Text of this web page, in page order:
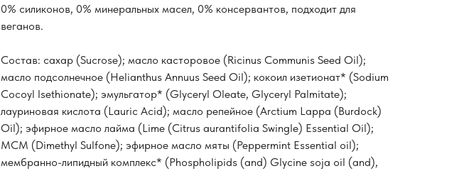
0% силиконов, 0% минеральных масел, 0% консервантов, подходит для
веганов.
Состав: сахар (Sucrose); масло касторовое (Ricinus Communis Seed Oil);
масло подсолнечное (Helianthus Annuus Seed Oil); кокоил изетионат* (Sodium
Cocoyl Isethionate); эмульгатор* (Glyceryl Oleate, Glyceryl Palmitate);
лауриновая кислота (Lauric Acid); масло репейное (Arctium Lappa (Burdock)
Oil); эфирное масло лайма (Lime (Citrus aurantifolia Swingle) Essential Oil);
МСМ (Dimethyl Sulfone); эфирное масло мяты (Peppermint Essential oil);
мембранно-липидный комплекс* (Phospholipids (and) Glycine soja oil (and),